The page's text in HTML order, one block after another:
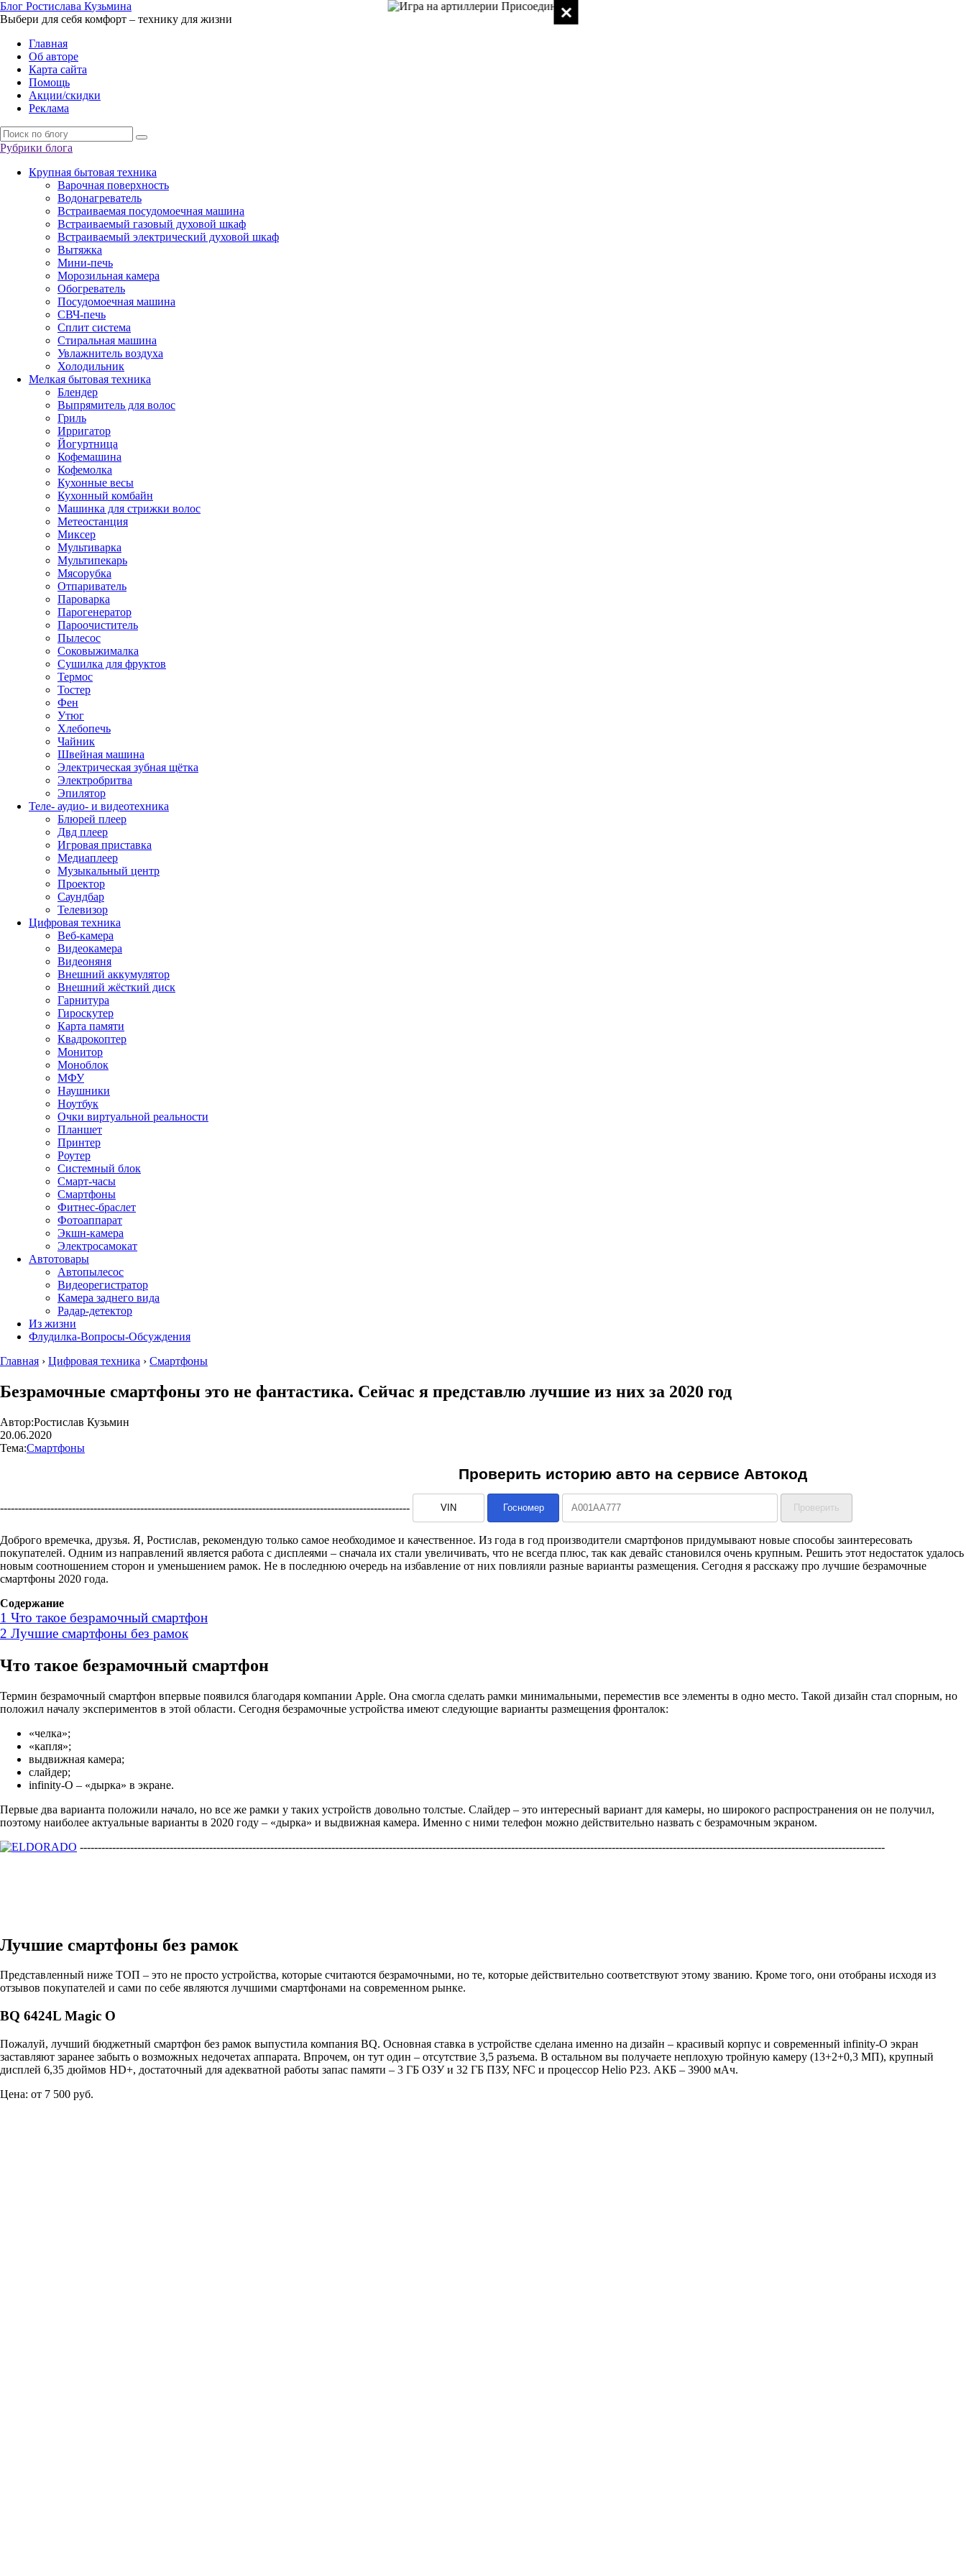
Блог Ростислава Кузьмина
Выбери для себя комфорт – технику для жизни
Главная
Об авторе
Карта сайта
Помощь
Акции/скидки
Реклама
Рубрики блога
Крупная бытовая техника
Варочная поверхность
Водонагреватель
Встраиваемая посудомоечная машина
Встраиваемый газовый духовой шкаф
Встраиваемый электрический духовой шкаф
Вытяжка
Мини-печь
Морозильная камера
Обогреватель
Посудомоечная машина
СВЧ-печь
Сплит система
Стиральная машина
Увлажнитель воздуха
Холодильник
Мелкая бытовая техника
Блендер
Выпрямитель для волос
Гриль
Ирригатор
Йогуртница
Кофемашина
Кофемолка
Кухонные весы
Кухонный комбайн
Машинка для стрижки волос
Метеостанция
Миксер
Мультиварка
Мультипекарь
Мясорубка
Отпариватель
Пароварка
Парогенератор
Пароочиститель
Пылесос
Соковыжималка
Сушилка для фруктов
Термос
Тостер
Фен
Утюг
Хлебопечь
Чайник
Швейная машина
Электрическая зубная щётка
Электробритва
Эпилятор
Теле- аудио- и видеотехника
Блюрей плеер
Двд плеер
Игровая приставка
Медиаплеер
Музыкальный центр
Проектор
Саундбар
Телевизор
Цифровая техника
Веб-камера
Видеокамера
Видеоняня
Внешний аккумулятор
Внешний жёсткий диск
Гарнитура
Гироскутер
Карта памяти
Квадрокоптер
Монитор
Моноблок
МФУ
Наушники
Ноутбук
Очки виртуальной реальности
Планшет
Принтер
Роутер
Системный блок
Смарт-часы
Смартфоны
Фитнес-браслет
Фотоаппарат
Экшн-камера
Электросамокат
Автотовары
Автопылесос
Видеорегистратор
Камера заднего вида
Радар-детектор
Из жизни
Флудилка-Вопросы-Обсуждения
Главная › Цифровая техника › Смартфоны
Безрамочные смартфоны это не фантастика. Сейчас я представлю лучшие из них за 2020 год
Автор:Ростислав Кузьмин
20.06.2020
Тема:Смартфоны
------------------------------------------------------------------------------------------------------------------
Доброго времечка, друзья. Я, Ростислав, рекомендую только самое необходимое и качественное. Из года в год производители смартфонов придумывают новые способы заинтересовать
покупателей. Одним из направлений является работа с дисплеями – сначала их стали увеличивать, что не всегда плюс, так как девайс становился очень крупным. Решить этот недостаток удалось
новым соотношением сторон и уменьшением рамок. Не в последнюю очередь на избавление от них повлияли разные варианты размещения. Сегодня я расскажу про лучшие безрамочные
смартфоны 2020 года.
Содержание
1 Что такое безрамочный смартфон
2 Лучшие смартфоны без рамок
Что такое безрамочный смартфон
Термин безрамочный смартфон впервые появился благодаря компании Apple. Она смогла сделать рамки минимальными, переместив все элементы в одно место. Такой дизайн стал спорным, но
положил началу экспериментов в этой области. Сегодня безрамочные устройства имеют следующие варианты размещения фронталок:
«челка»;
«капля»;
выдвижная камера;
слайдер;
infinity-O – «дырка» в экране.
Первые два варианта положили начало, но все же рамки у таких устройств довольно толстые. Слайдер – это интересный вариант для камеры, но широкого распространения он не получил,
поэтому наиболее актуальные варианты в 2020 году – «дырка» и выдвижная камера. Именно с ними телефон можно действительно назвать с безрамочным экраном.
--------------------------------------------------------------------------------------------------------------------------------------------------------------------------------------------------------------------------------
Лучшие смартфоны без рамок
Представленный ниже ТОП – это не просто устройства, которые считаются безрамочными, но те, которые действительно соответствуют этому званию. Кроме того, они отобраны исходя из
отзывов покупателей и сами по себе являются лучшими смартфонами на современном рынке.
BQ 6424L Magic O
Пожалуй, лучший бюджетный смартфон без рамок выпустила компания BQ. Основная ставка в устройстве сделана именно на дизайн – красивый корпус и современный infinity-O экран
заставляют заранее забыть о возможных недочетах аппарата. Впрочем, он тут один – отсутствие 3,5 разъема. В остальном вы получаете неплохую тройную камеру (13+2+0,3 МП), крупный
дисплей 6,35 дюймов HD+, достаточный для адекватной работы запас памяти – 3 ГБ ОЗУ и 32 ГБ ПЗУ, NFC и процессор Helio P23. АКБ – 3900 мАч.
Цена: от 7 500 руб.